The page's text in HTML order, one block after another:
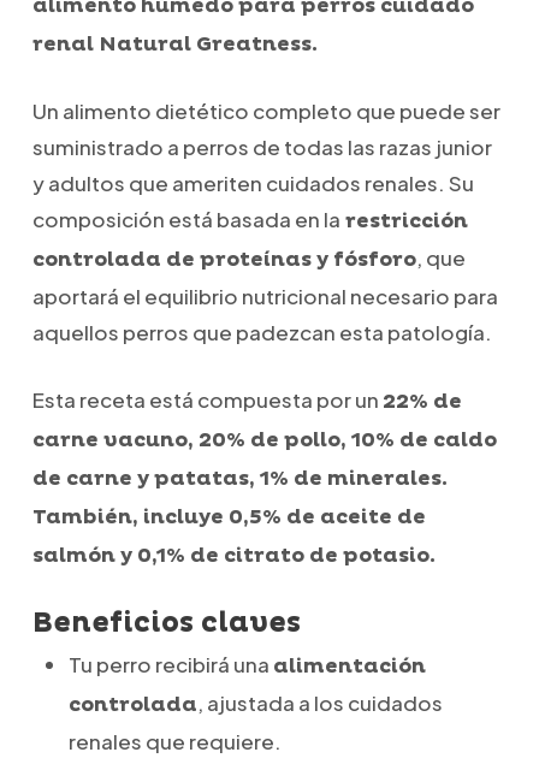
alimento húmedo para perros cuidado
renal Natural Greatness.
Un alimento dietético completo que puede ser
suministrado a perros de todas las razas junior
y adultos que ameriten cuidados renales. Su
composición está basada en la restricción
controlada de proteínas y fósforo, que
aportará el equilibrio nutricional necesario para
aquellos perros que padezcan esta patología.
Esta receta está compuesta por un 22% de
carne vacuno, 20% de pollo, 10% de caldo
de carne y patatas, 1% de minerales.
También, incluye 0,5% de aceite de
salmón y 0,1% de citrato de potasio.
Beneficios claves
Tu perro recibirá una alimentación
controlada, ajustada a los cuidados
renales que requiere.